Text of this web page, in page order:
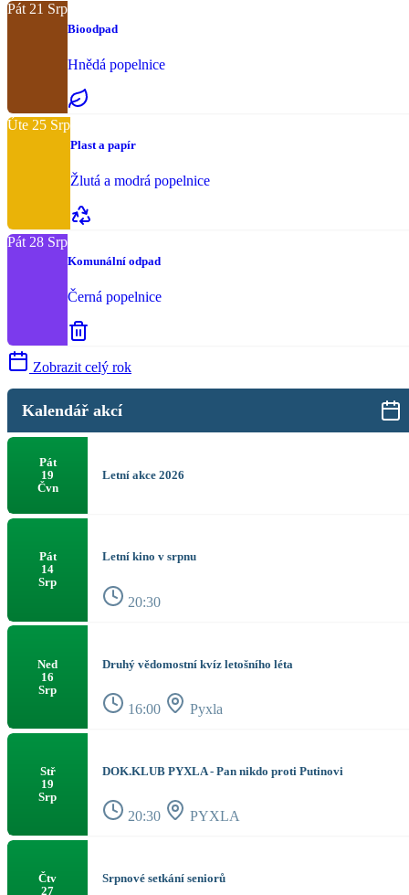
Pát 21 Srp
Bioodpad
Hnědá popelnice
Úte 25 Srp
Plast a papír
Žlutá a modrá popelnice
Pát 28 Srp
Komunální odpad
Černá popelnice
Zobrazit celý rok
Kalendář akcí
Pát
19
Čvn
Letní akce 2026
Pát
14
Srp
Letní kino v srpnu
20:30
Ned
16
Srp
Druhý vědomostní kvíz letošního léta
16:00 Pyxla
Stř
19
Srp
DOK.KLUB PYXLA - Pan nikdo proti Putinovi
20:30 PYXLA
Čtv
27
Srpnové setkání seniorů